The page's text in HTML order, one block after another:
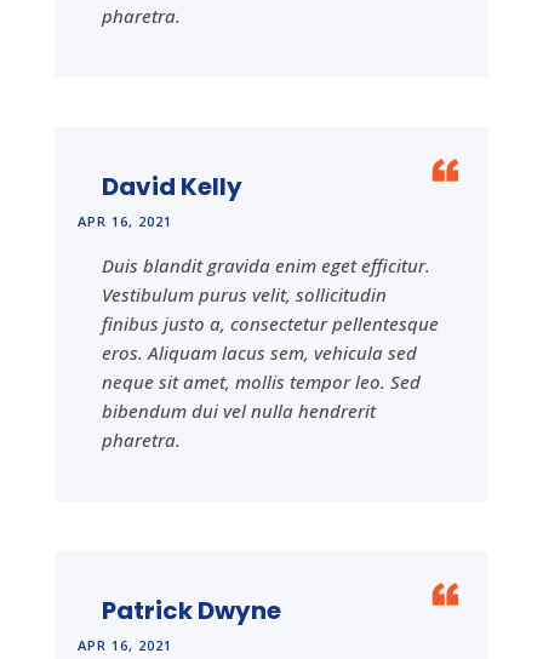
pharetra.
David Kelly
APR 16, 2021
Duis blandit gravida enim eget efficitur.
Vestibulum purus velit, sollicitudin
finibus justo a, consectetur pellentesque
eros. Aliquam lacus sem, vehicula sed
neque sit amet, mollis tempor leo. Sed
bibendum dui vel nulla hendrerit
pharetra.
Patrick Dwyne
APR 16, 2021